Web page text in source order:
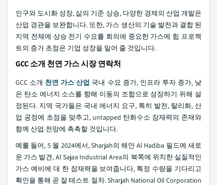
인구와 도시화 성장, 삶의 기준 상승, 다양한 경제의 산업 개발은
산업 경관을 보완합니다. 또한, 가스 생산의 기술 발전과 결합 된
지역 전체에 상승 전기 수요를 회의에 중요한 가스에 힘 프로젝
트의 증가 초점은 기업 성장을 밀어 줄 것입니다.
GCC 소개 천연 가스 시장 연락처
GCC 소개 천연 가스 산업 국내 수요 증가, 인프라 투자 증가, 낮
은 탄소 에너지 소스를 향해 이동의 조합으로 성장하기 위해 설
정된다. 지역 국가들은 국내 에너지 요구, 특히 발전, 탈리화, 산
업 공정에 초점을 맞추고, untapped 탄화수소 잠재력의 존재와
함께 산업 전망에 촉촉할 것입니다.
예를 들어, 5 월 2024에서, Sharjah의 해안 Al Hadiba 필드에 새로
운 가스 발견, Al Sajaa Industrial Area의 북쪽에 위치한 실질적인
가스 예비에 대 한 잠재력을 보여줍니다, 특정 수량을 기다리고
확인을 통해 곧 잘 테스트 절차. Sharjah National Oil Corporation